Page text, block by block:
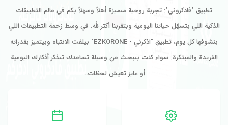
تطبيق "فاذكروني": تجربة روحية متميزة أهلاً وسهلاً بكم في عالم التطبيقات
الذكية اللي بتسهّل حياتنا اليومية وبتقربنا أكتر لله. في وسط زحمة التطبيقات اللي
بنشوفها كل يوم، تطبيق "اذكرني - EZKORONE" بيلفت الانتباه وبيتميز بقدراته
الفريدة والمبتكرة. سواء كنت بتبحث عن وسيلة تساعدك تتذكر أذكارك اليومية
أو عايز تعيش لحظات…